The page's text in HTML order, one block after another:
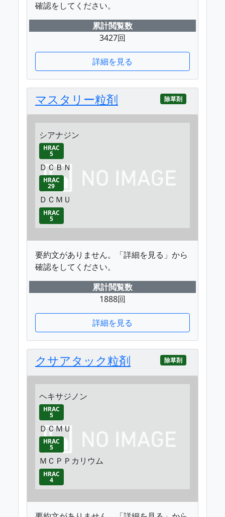
確認をしてください。
累計閲覧数
3427回
詳細を見る
マスタリー粒剤 除草剤
シアナジン
HRAC
5
ＤＣＢＮ
HRAC
29
ＤＣＭＵ
HRAC
5
要約文がありません。「詳細を見る」から
確認をしてください。
累計閲覧数
1888回
詳細を見る
クサアタック粒剤 除草剤
ヘキサジノン
HRAC
5
ＤＣＭＵ
HRAC
5
ＭＣＰＰカリウム
HRAC
4